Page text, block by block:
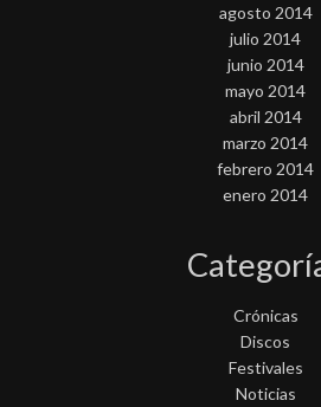
agosto 2014
julio 2014
junio 2014
mayo 2014
abril 2014
marzo 2014
febrero 2014
enero 2014
Crónicas
Discos
Festivales
Noticias